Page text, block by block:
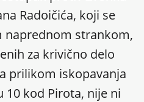
Radoičića, koji se
naprednom strankom,
za krivično delo
prilikom iskopavanja
10 kod Pirota, nije ni